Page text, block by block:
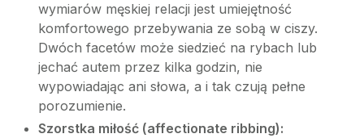
wymiarów męskiej relacji jest umiejętność
komfortowego przebywania ze sobą w ciszy.
Dwóch facetów może siedzieć na rybach lub
jechać autem przez kilka godzin, nie
wypowiadając ani słowa, a i tak czują pełne
porozumienie.
Szorstka miłość (affectionate ribbing):